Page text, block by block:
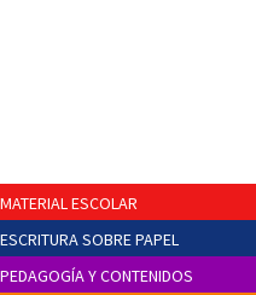
MATERIAL ESCOLAR
ESCRITURA SOBRE PAPEL
PEDAGOGÍA Y CONTENIDOS